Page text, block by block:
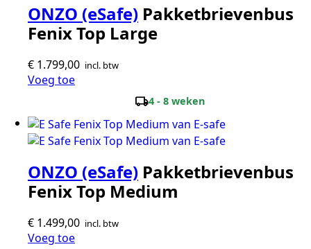
ONZO (eSafe) Pakketbrievenbus
Fenix Top Large
€ 1.799,00 incl. btw
Voeg toe
local_shipping4 - 8 weken
ONZO (eSafe) Pakketbrievenbus
Fenix Top Medium
€ 1.499,00 incl. btw
Voeg toe